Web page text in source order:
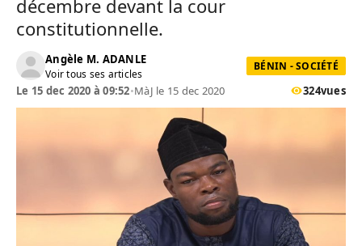
décembre devant la cour
constitutionnelle.
Angèle M. ADANLE
Voir tous ses articles
BÉNIN - SOCIÉTÉ
Le 15 dec 2020 à 09:52•MàJ le 15 dec 2020 324vues